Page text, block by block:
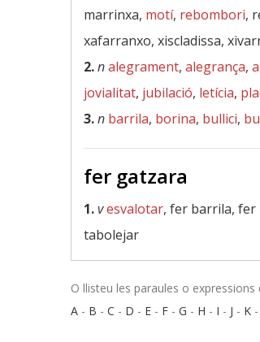
marrinxa, motí, rebombori,
xafarranxo, xiscladissa,
2.nalegrament, alegrança,
jovialitat, jubilació, letícia,
3.n barrila, borina, bullici,
fer gatzara
1.vesvalotar, fer barrila, fer
tabolejar
O llisteu les paraules o expressions
A - B - C - D - E - F - G - H - I - J - K -